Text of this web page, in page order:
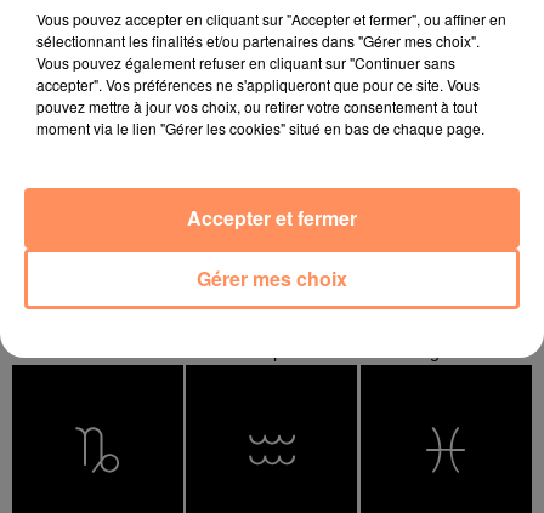
Vous pouvez accepter en cliquant sur "Accepter et fermer", ou affiner en
sélectionnant les finalités et/ou partenaires dans "Gérer mes choix".
Vous pouvez également refuser en cliquant sur "Continuer sans
accepter". Vos préférences ne s'appliqueront que pour ce site. Vous
pouvez mettre à jour vos choix, ou retirer votre consentement à tout
moment via le lien "Gérer les cookies" situé en bas de chaque page.
Gérer mes choix
Accepter et fermer